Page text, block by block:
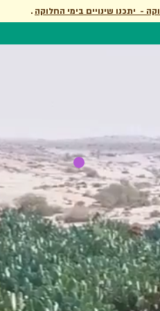
- יתכנו שינויים בימי החלוקה